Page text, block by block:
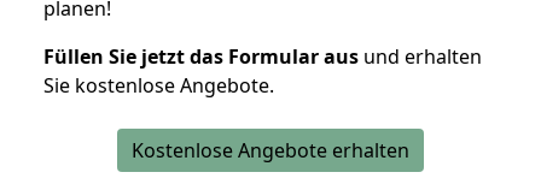
planen!
Füllen Sie jetzt das Formular aus und erhalten
Sie kostenlose Angebote.
Kostenlose Angebote erhalten